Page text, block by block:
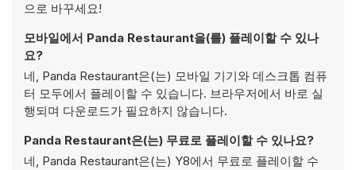
으로 바꾸세요!
모바일에서 Panda Restaurant을(를) 플레이할 수 있나
요?
네, Panda Restaurant은(는) 모바일 기기와 데스크톱 컴퓨
터 모두에서 플레이할 수 있습니다. 브라우저에서 바로 실
행되며 다운로드가 필요하지 않습니다.
Panda Restaurant은(는) 무료로 플레이할 수 있나요?
네, Panda Restaurant은(는) Y8에서 무료로 플레이할 수